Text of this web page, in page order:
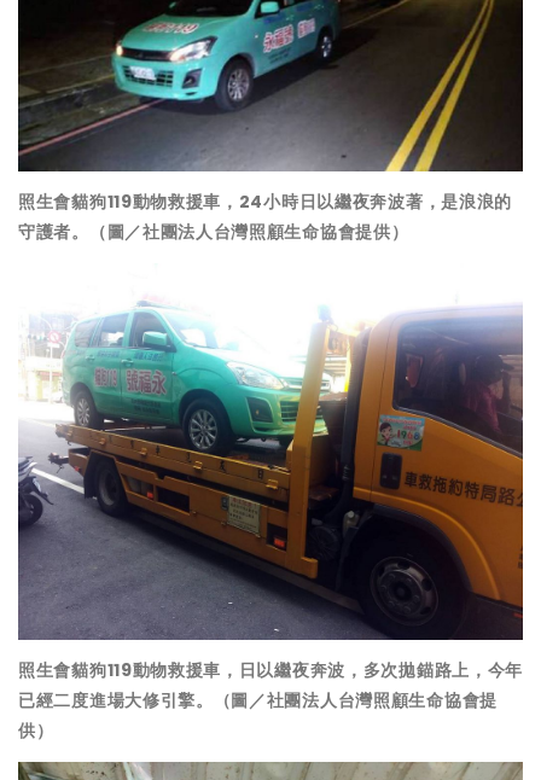
照生會貓狗119動物救援車，24小時日以繼夜奔波著，是浪浪的
守護者。（圖／社團法人台灣照顧生命協會提供）
照生會貓狗119動物救援車，日以繼夜奔波，多次拋錨路上，今年
已經二度進場大修引擎。（圖／社團法人台灣照顧生命協會提
供）